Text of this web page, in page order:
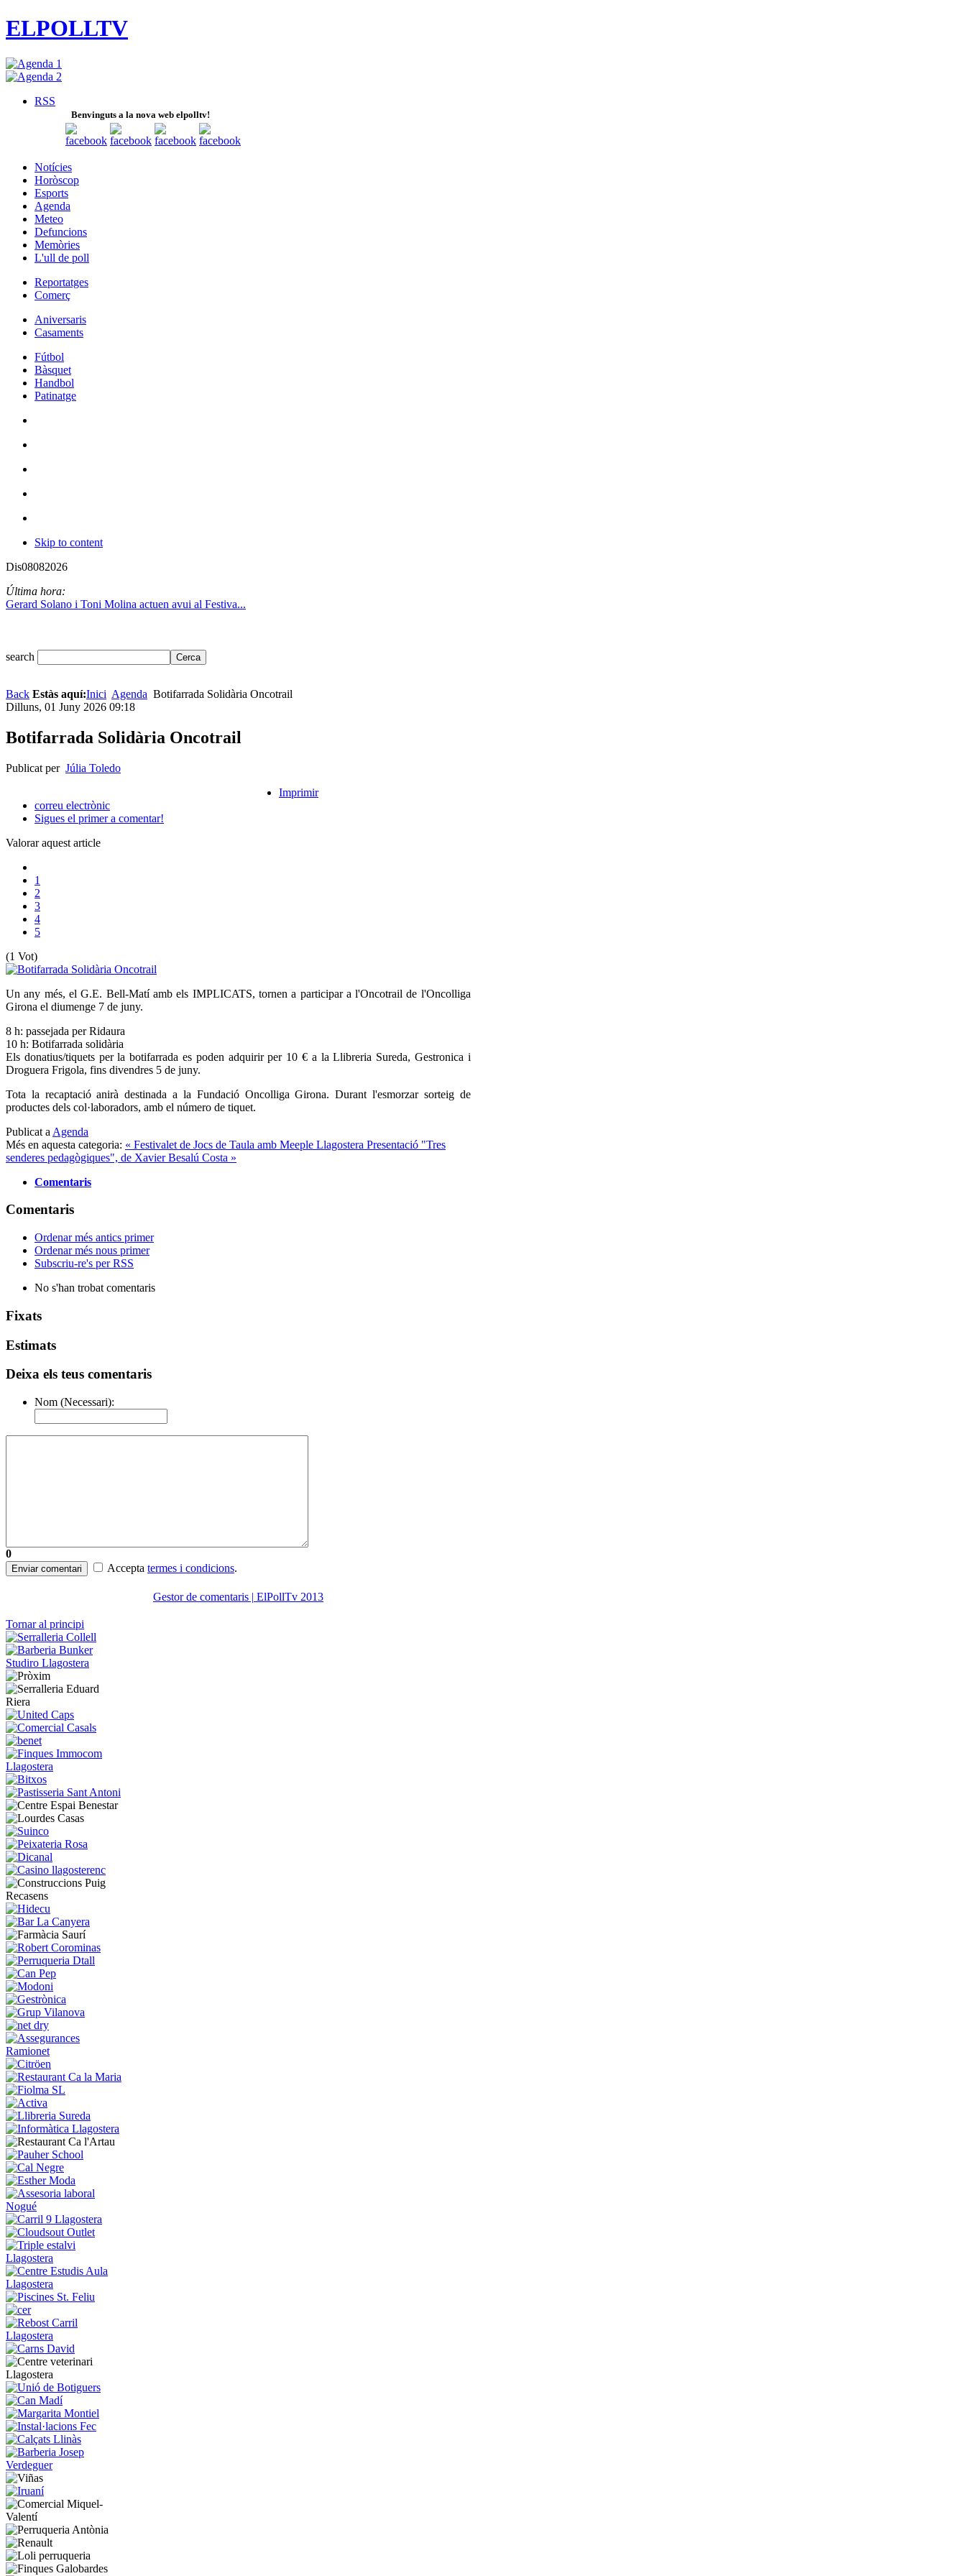
ELPOLLTV
RSS
Benvinguts a la nova web elpolltv!
Notícies
Horòscop
Esports
Agenda
Meteo
Defuncions
Memòries
L'ull de poll
Reportatges
Comerç
Aniversaris
Casaments
Fútbol
Bàsquet
Handbol
Patinatge
Skip to content
Dis08082026
Última hora:
Gerard Solano i Toni Molina actuen avui al Festiva...
search
Back Estàs aquí:Inici Agenda Botifarrada Solidària Oncotrail
Dilluns, 01 Juny 2026 09:18
Botifarrada Solidària Oncotrail
Publicat per Júlia Toledo
Imprimir
correu electrònic
Sigues el primer a comentar!
Valorar aquest article
1
2
3
4
5
(1 Vot)
Un any més, el G.E. Bell-Matí amb els IMPLICATS, tornen a participar a l'Oncotrail de l'Oncolliga
Girona el diumenge 7 de juny.
8 h: passejada per Ridaura
10 h: Botifarrada solidària
Els donatius/tiquets per la botifarrada es poden adquirir per 10 € a la Llibreria Sureda, Gestronica i
Droguera Frigola, fins divendres 5 de juny.
Tota la recaptació anirà destinada a la Fundació Oncolliga Girona. Durant l'esmorzar sorteig de
productes dels col·laboradors, amb el número de tiquet.
Publicat a Agenda
Més en aquesta categoria: « Festivalet de Jocs de Taula amb Meeple Llagostera Presentació "Tres
senderes pedagògiques", de Xavier Besalú Costa »
Comentaris
Comentaris
Ordenar més antics primer
Ordenar més nous primer
Subscriu-re's per RSS
No s'han trobat comentaris
Fixats
Estimats
Deixa els teus comentaris
Nom (Necessari):
0
Enviar comentari Accepta termes i condicions.
Gestor de comentaris | ElPollTv 2013
Tornar al principi